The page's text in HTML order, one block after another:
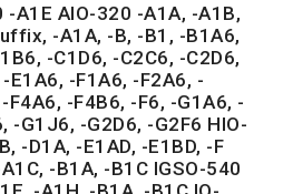
-A1E AIO-320 -A1A, -A1B,
-A1A, -B, -B1, -B1A6,
-C1D6, -C2C6, -C2D6,
E1A6, -F1A6, -F2A6, -
F4A6, -F4B6, -F6, -G1A6, -
-G1J6, -G2D6, -G2F6 HIO-
-D1A, -E1AD, -E1BD, -F
-B1A, -B1C IGSO-540